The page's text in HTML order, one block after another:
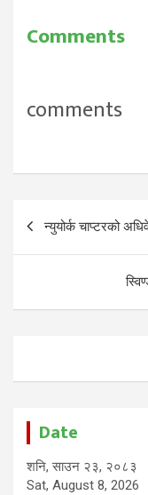
Comments
comments
Post
navigation
न्युयोर्क चाप्टरको
Date
शनि, साउन २३, २०८३
Sat, August 8, 2026